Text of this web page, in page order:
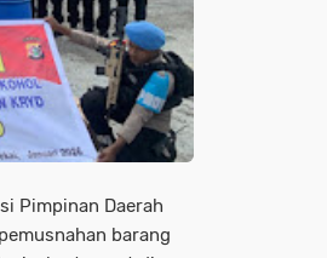
Pimpinan Daerah
barang